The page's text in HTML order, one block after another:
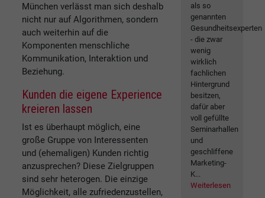
München verlässt man sich deshalb
nicht nur auf Algorithmen, sondern
auch weiterhin auf die
Komponenten menschliche
Kommunikation, Interaktion und
Beziehung.
Kunden die eigene Experience
kreieren lassen
Ist es überhaupt möglich, eine
große Gruppe von Interessenten
und (ehemaligen) Kunden richtig
anzusprechen? Diese Zielgruppen
sind sehr heterogen. Die einzige
Möglichkeit, alle zufriedenzustellen,
als so
genannten
Gesundheitsexperten
- die zwar
wenig
wirklich
fachlichen
Hintergrund
besitzen,
dafür aber
voll gefüllte
Seminarhallen
und
geschliffene
Marketing-
K...
Weiterlesen